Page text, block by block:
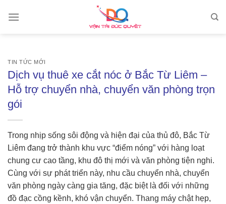
TIN TỨC MỚI
Dịch vụ thuê xe cắt nóc ở Bắc Từ Liêm –
Hỗ trợ chuyển nhà, chuyển văn phòng trọn
gói
Trong nhịp sống sôi động và hiện đại của thủ đô, Bắc Từ
Liêm đang trở thành khu vực “điểm nóng” với hàng loạt
chung cư cao tầng, khu đô thị mới và văn phòng tiện nghi.
Cùng với sự phát triển này, nhu cầu chuyển nhà, chuyển
văn phòng ngày càng gia tăng, đặc biệt là đối với những
đồ đạc cồng kềnh, khó vận chuyển. Thang máy chật hẹp,